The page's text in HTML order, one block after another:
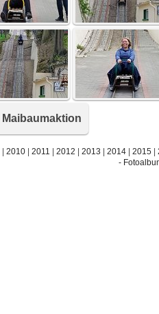
Maibaumaktion
|2010 |2011 |2012 |2013 |2014 |2015 |
-